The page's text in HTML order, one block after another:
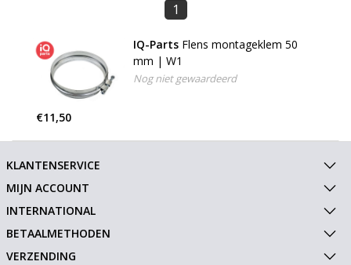
1
IQ-Parts Flens montageklem 50
mm | W1
Nog niet gewaardeerd
€11,50
KLANTENSERVICE
MIJN ACCOUNT
INTERNATIONAL
BETAALMETHODEN
VERZENDING